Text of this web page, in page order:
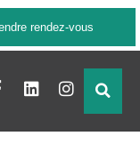
rendez-vous